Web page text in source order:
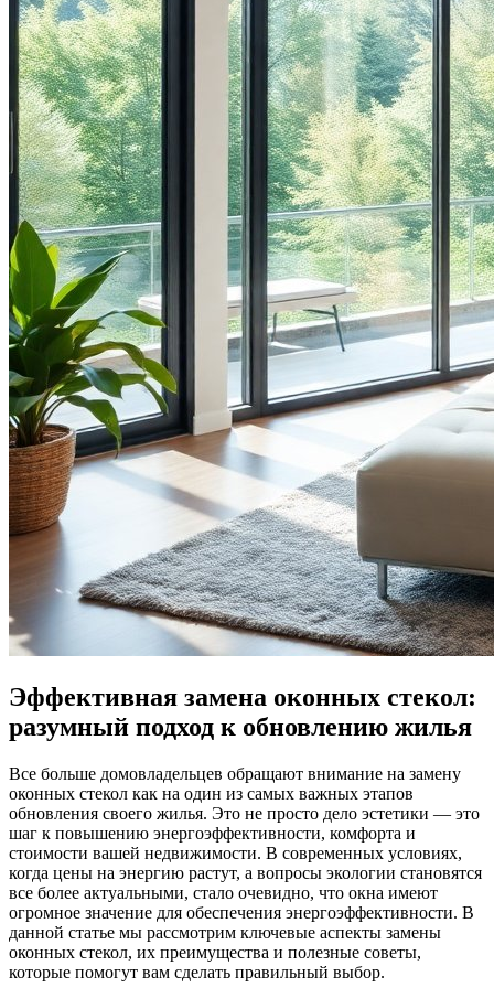
Эффективная замена оконных стекол:
разумный подход к обновлению жилья
Все больше домовладельцев обращают внимание на замену
оконных стекол как на один из самых важных этапов
обновления своего жилья. Это не просто дело эстетики — это
шаг к повышению энергоэффективности, комфорта и
стоимости вашей недвижимости. В современных условиях,
когда цены на энергию растут, а вопросы экологии становятся
все более актуальными, стало очевидно, что окна имеют
огромное значение для обеспечения энергоэффективности. В
данной статье мы рассмотрим ключевые аспекты замены
оконных стекол, их преимущества и полезные советы,
которые помогут вам сделать правильный выбор.